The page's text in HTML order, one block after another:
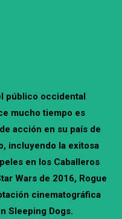
público occidental
mucho tiempo es
acción en su país de
incluyendo la exitosa
en los Caballeros
Wars de 2016, Rogue
cinematográfica
Sleeping Dogs.